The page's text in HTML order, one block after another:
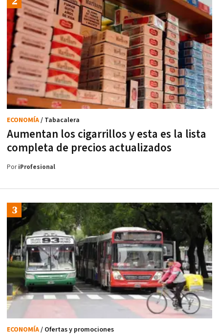
Aumentan los cigarrillos y esta es la lista
completa de precios actualizados
ECONOMÍA/ Tabacalera
PoriProfesional
ECONOMÍA/ Ofertas y promociones